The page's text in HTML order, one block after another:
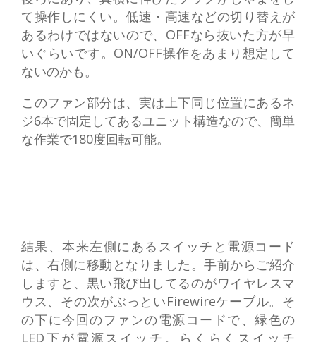
て操作しにくい。低速・高速などの切り替えが
あるわけではないので、OFFなら抜いた方が早
いぐらいです。ON/OFF操作をあまり想定して
ないのかも。
このファン部分は、実は上下同じ位置にあるネ
ジ6本で固定してあるユニット構造なので、簡単
な作業で180度回転可能。
結果、本来左側にあるスイッチと電源コード
は、右側に移動となりました。手前からご紹介
しますと、黒い飛び出してるのがワイヤレスマ
ウス、その次がぶっといFirewireケーブル。そ
の下に今回のファンの電源コードで、緑色の
LED下が電源スイッチ。らくらくスイッチ